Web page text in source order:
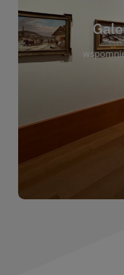
którym można
i jej społeczność.
uroczyste chwile,
czytelników.
by każdy mógł
momentów.